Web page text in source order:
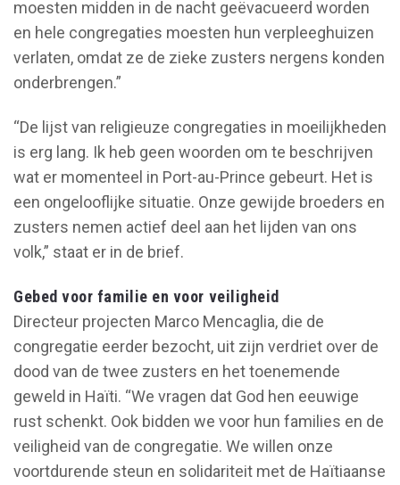
moesten midden in de nacht geëvacueerd worden
en hele congregaties moesten hun verpleeghuizen
verlaten, omdat ze de zieke zusters nergens konden
onderbrengen.”
“De lijst van religieuze congregaties in moeilijkheden
is erg lang. Ik heb geen woorden om te beschrijven
wat er momenteel in Port-au-Prince gebeurt. Het is
een ongelooflijke situatie. Onze gewijde broeders en
zusters nemen actief deel aan het lijden van ons
volk,” staat er in de brief.
Gebed voor familie en voor veiligheid
Directeur projecten Marco Mencaglia, die de
congregatie eerder bezocht, uit zijn verdriet over de
dood van de twee zusters en het toenemende
geweld in Haïti. “We vragen dat God hen eeuwige
rust schenkt. Ook bidden we voor hun families en de
veiligheid van de congregatie. We willen onze
voortdurende steun en solidariteit met de Haïtiaanse